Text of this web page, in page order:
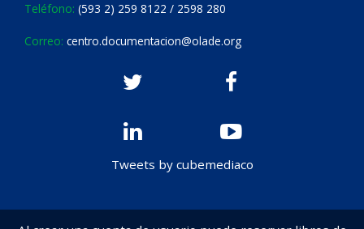
Teléfono: (593 2) 259 8122 / 2598 280
Correo: centro.documentacion@olade.org
Tweets by cubemediaco